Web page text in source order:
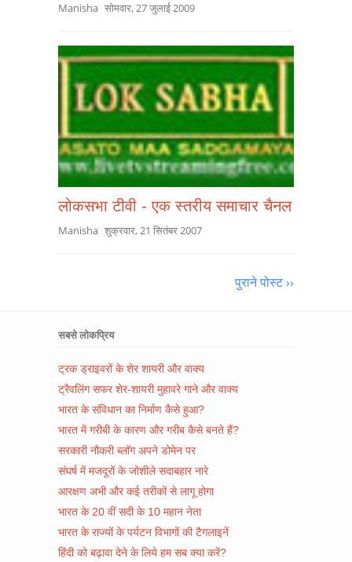
Manisha सोमवार, 27 जुलाई 2009
लोकसभा टीवी - एक स्तरीय समाचार चैनल
Manisha शुक्रवार, 21 सितंबर 2007
पुराने पोस्ट ››
सबसे लोकप्रिय
ट्रक ड्राइवरों के शेर शायरी और वाक्य
ट्रैवलिंग सफर शेर-शायरी मुहावरे गाने और वाक्य
भारत के संविधान का निर्माण कैसे हुआ?
भारत में गरीबी के कारण और गरीब कैसे बनते हैं?
सरकारी नौकरी ब्लॉग अपने डोमेन पर
संघर्ष में मजदूरों के जोशीले सदाबहार नारे
आरक्षण अभी और कई तरीकों से लागू होगा
भारत के 20 वीं सदी के 10 महान नेता
भारत के राज्यों के पर्यटन विभागों की टैगलाइनें
हिंदी को बढ़ावा देने के लिये हम सब क्या करें?